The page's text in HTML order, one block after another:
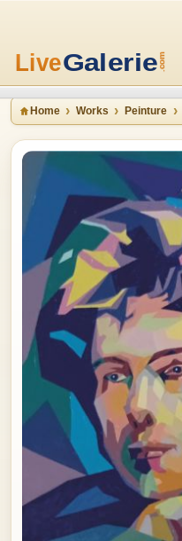
Home Works Peinture